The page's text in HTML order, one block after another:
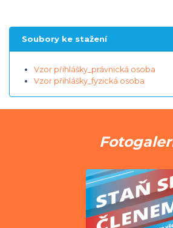
Soubory ke stažení
Vzor přihlášky_právnická osoba
Vzor přihlášky_fyzická osoba